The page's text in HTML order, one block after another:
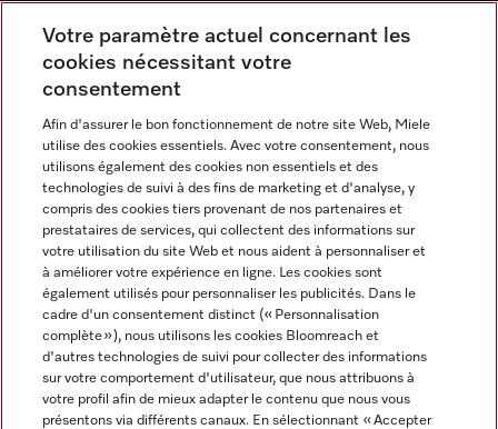
Langue
FRANCAIS
Miele sur Instagram
Miele sur Youtube
Votre paramètre actuel concernant les
cookies nécessitant votre
consentement
Afin d'assurer le bon fonctionnement de notre site Web, Miele
utilise des cookies essentiels. Avec votre consentement, nous
utilisons également des cookies non essentiels et des
technologies de suivi à des fins de marketing et d'analyse, y
compris des cookies tiers provenant de nos partenaires et
prestataires de services, qui collectent des informations sur
votre utilisation du site Web et nous aident à personnaliser et
à améliorer votre expérience en ligne. Les cookies sont
également utilisés pour personnaliser les publicités. Dans le
cadre d'un consentement distinct (« Personnalisation
complète »), nous utilisons les cookies Bloomreach et
d'autres technologies de suivi pour collecter des informations
sur votre comportement d'utilisateur, que nous attribuons à
votre profil afin de mieux adapter le contenu que nous vous
présentons via différents canaux. En sélectionnant « Accepter